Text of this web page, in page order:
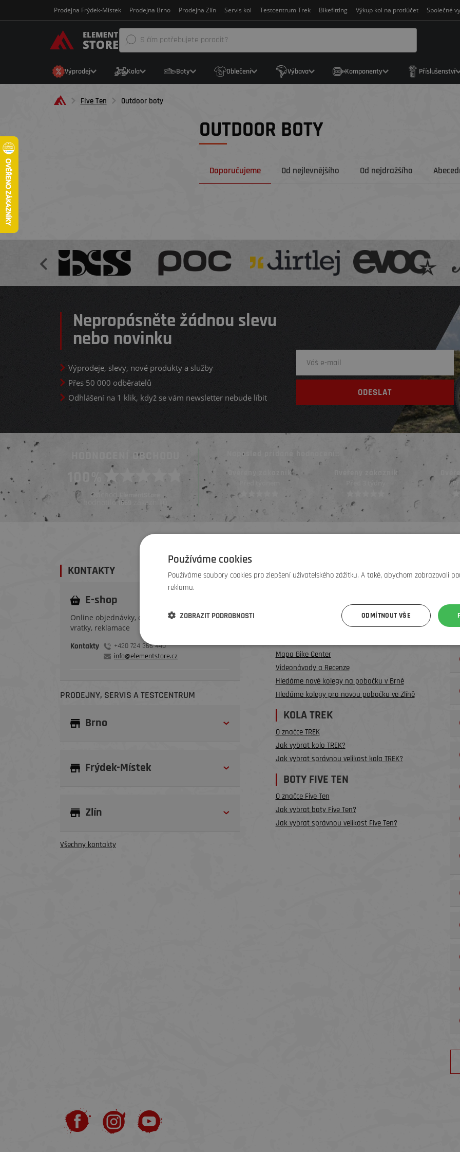
Prodejna Frýdek-Místek Prodejna Brno Prodejna Zlín Servis kol Testcentrum Trek Bikefitting Výkup kol na protiúčet Společné
Výprodej Kola Boty Oblečení Výbava Komponenty Příslušenství
Five Ten Outdoor boty
OUTDOOR BOTY
Doporučujeme Od nejlevnějšího Od nejdražšího
Nepropásněte žádnou slevu
nebo novinku
Výprodeje, slevy, nové produkty a služby
Přes 50 000 odběratelů
Odhlášení na 1 klik, když se vám newsletter nebude líbit
HODNOCENÍ OBCHODU
100%
Obchod ElementStore
hodnotilo 1669 zákazníků
Naposled přidané hodnocení::
Před 5 dny
Ověřený zákazník Ověřený zákazník
Před 3 týdny
KONTAKTY
E-shop
Online objednávky, expedice, dodání, výměny,
vratky, reklamace
Kontakty
+420 724 366 440
info@elementstore.cz
PRODEJNY, SERVIS A TESTCENTRUM
Brno
Frýdek-Místek
Zlín
Všechny kontakty
UŽITEČNÉ INFO
Teambuilding na kolech
Věrnostní program / Cashback
Mapa Bike Center
Videonávody a Recenze
Hledáme nové kolegy na pobočku v Brně
Hledáme kolegy pro novou pobočku ve Zlíně
KOLA TREK
O značce TREK
Jak vybrat kolo TREK?
Jak vybrat správnou velikost kola TREK?
BOTY FIVE TEN
O značce Five Ten
Jak vybrat boty Five Ten?
Jak vybrat správnou velikost Five Ten?
Používáme cookies
Používáme soubory cookies pro zlepšení uživatelského zážitku. A také, abychom zobrazovali
reklamu.
ODMÍTNOUT VŠE
ZOBRAZIT PODROBNOSTI